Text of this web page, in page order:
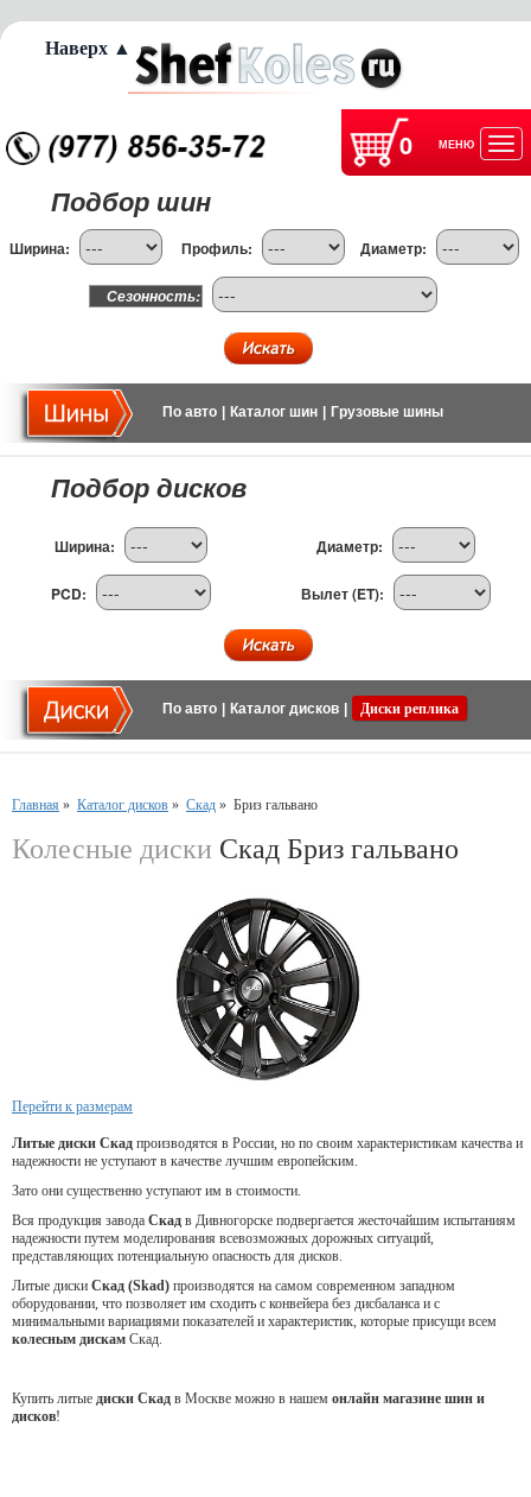
0 МЕНЮ
Подбор шин
Ширина: Профиль: Диаметр:
Сезонность:
По авто Каталог шин Грузовые шины
Подбор дисков
Ширина: Диаметр:
PCD: Вылет (ET):
По авто Каталог дисков Диски реплика
Главная » Каталог дисков » Скад » Бриз гальвано
Колесные диски Скад Бриз гальвано
Перейти к размерам
Литые диски Скад производятся в России, но по своим характеристикам качества и
надежности не уступают в качестве лучшим европейским.
Зато они существенно уступают им в стоимости.
Вся продукция завода Скад в Дивногорске подвергается жесточайшим испытаниям
надежности путем моделирования всевозможных дорожных ситуаций,
представляющих потенциальную опасность для дисков.
Литые диски Скад (Skad) производятся на самом современном западном
оборудовании, что позволяет им сходить с конвейера без дисбаланса и с
минимальными вариациями показателей и характеристик, которые присущи всем
колесным дискам Скад.
Купить литые диски Скад в Москве можно в нашем онлайн магазине шин и
дисков!
Наверх ▲